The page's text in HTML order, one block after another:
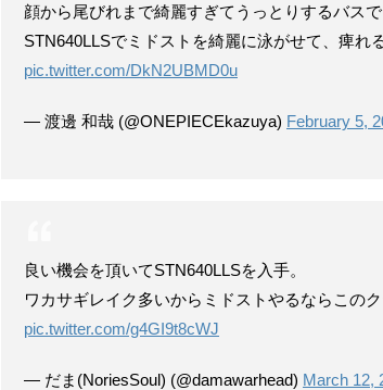
顔から尾びれまで綺麗すぎてうっとりするバス
STN640LLSでミドストを綺麗に泳がせて、痺れ
pic.twitter.com/DkN2UBMD0u
— 渡邊 和哉 (@ONEPIECEkazuya) February 5,
良い機会を頂いてSTN640LLSを入手。
ワカサギレイク多いからミドストやるならこの
pic.twitter.com/g4GI9t8cWJ
— だま(NoriesSoul) (@damawarhead) March 12,